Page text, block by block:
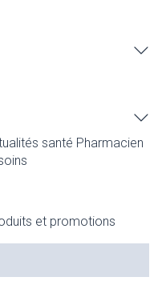
santé Pharmacien
et promotions